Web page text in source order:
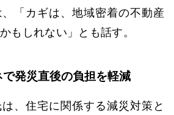
「カギは、地域密着の不動産
もしれない」とも話す。
発災直後の負担を軽減
、住宅に関係する減災対策と